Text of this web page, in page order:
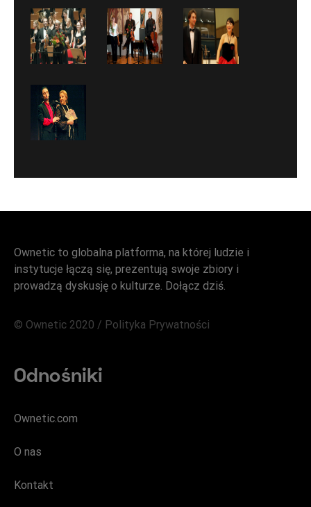
Ownetic to globalna platforma, na której ludzie i
instytucje łączą się, prezentują swoje zbiory i
prowadzą dyskusję o kulturze. Dołącz dziś.
© Ownetic 2020 / Polityka Prywatności
Odnośniki
Ownetic.com
O nas
Kontakt